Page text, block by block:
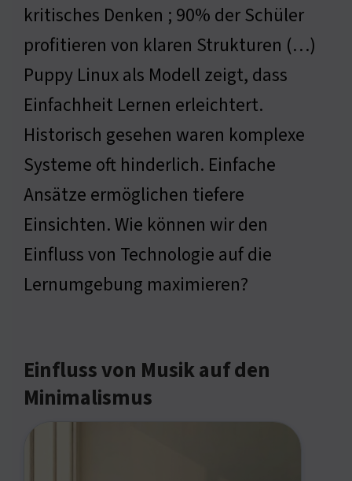
kritisches Denken ; 90% der Schüler
profitieren von klaren Strukturen (…)
Puppy Linux als Modell zeigt, dass
Einfachheit Lernen erleichtert.
Historisch gesehen waren komplexe
Systeme oft hinderlich. Einfache
Ansätze ermöglichen tiefere
Einsichten. Wie können wir den
Einfluss von Technologie auf die
Lernumgebung maximieren?
Einfluss von Musik auf den
Minimalismus